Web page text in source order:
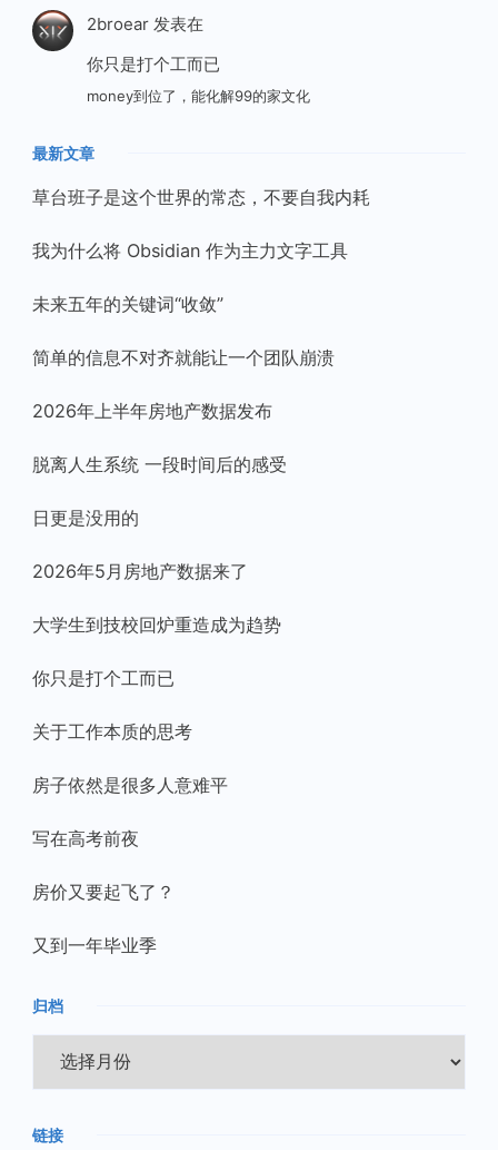
2broear发表在
你只是打个工而已
money到位了，能化解99的家文化
最新文章
草台班子是这个世界的常态，不要自我内耗
我为什么将 Obsidian 作为主力文字工具
未来五年的关键词“收敛”
简单的信息不对齐就能让一个团队崩溃
2026年上半年房地产数据发布
脱离人生系统 一段时间后的感受
日更是没用的
2026年5月房地产数据来了
大学生到技校回炉重造成为趋势
你只是打个工而已
关于工作本质的思考
房子依然是很多人意难平
写在高考前夜
房价又要起飞了？
又到一年毕业季
归档
档
链接